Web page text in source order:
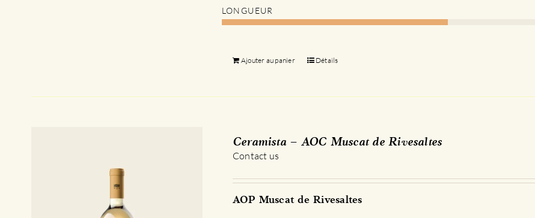
LONGUEUR
Ajouter au panier Détails
Ceramista – AOC Muscat de Rivesaltes
Contact us
AOP Muscat de Rivesaltes